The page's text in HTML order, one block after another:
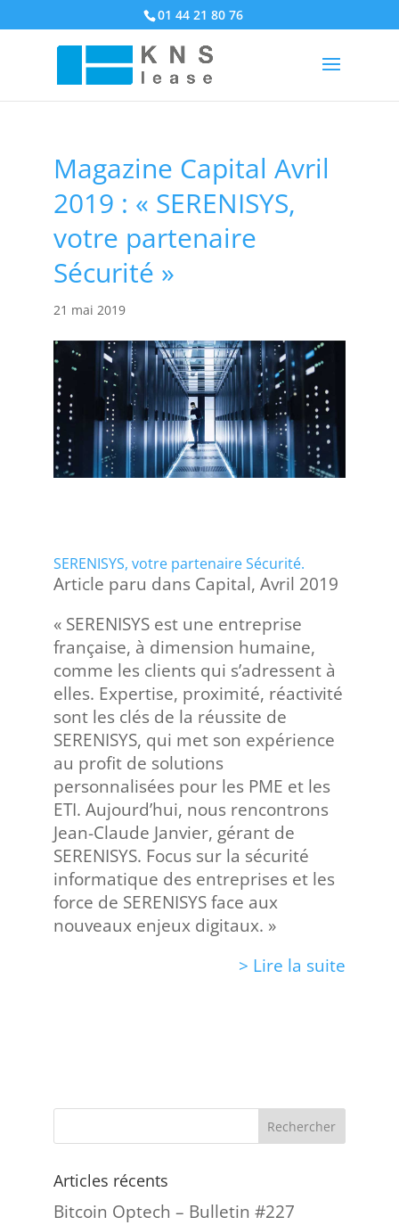
01 44 21 80 76
Magazine Capital Avril
2019 : « SERENISYS,
votre partenaire
Sécurité »
21 mai 2019
SERENISYS, votre partenaire Sécurité.
Article paru dans Capital, Avril 2019
« SERENISYS est une entreprise
française, à dimension humaine,
comme les clients qui s’adressent à
elles. Expertise, proximité, réactivité
sont les clés de la réussite de
SERENISYS, qui met son expérience
au profit de solutions
personnalisées pour les PME et les
ETI. Aujourd’hui, nous rencontrons
Jean-Claude Janvier, gérant de
SERENISYS. Focus sur la sécurité
informatique des entreprises et les
force de SERENISYS face aux
nouveaux enjeux digitaux. »
> Lire la suite
Articles récents
Bitcoin Optech – Bulletin #227